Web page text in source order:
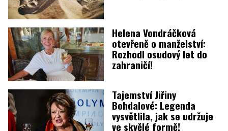
Helena Vondráčková
otevřeně o manželství:
Rozhodl osudový let do
zahraničí!
Tajemství Jiřiny
Bohdalové: Legenda
vysvětlila, jak se udržuje
ve skvělé formě!